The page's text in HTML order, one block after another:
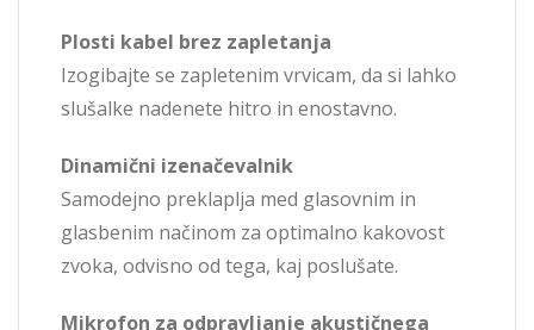
Plosti kabel brez zapletanja
Izogibajte se zapletenim vrvicam, da si lahko
slušalke nadenete hitro in enostavno.
Dinamični izenačevalnik
Samodejno preklaplja med glasovnim in
glasbenim načinom za optimalno kakovost
zvoka, odvisno od tega, kaj poslušate.
Mikrofon za odpravljanje akustičnega